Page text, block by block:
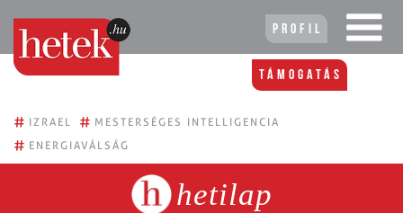
Profil
Támogatás
# IZRAEL # MESTERSÉGES INTELLIGENCIA
# ENERGIAVÁLSÁG
hetilap